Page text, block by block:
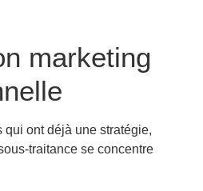
marketing
qui ont déjà une stratégie,
traitancese concentre